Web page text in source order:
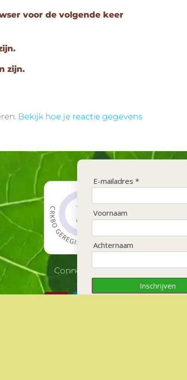
voor de volgende keer
zijn.
Bekijk hoe je reactie gegevens
Connecten op socials?
E-mailadres *
Voornaam
Achternaam
Inschrijven